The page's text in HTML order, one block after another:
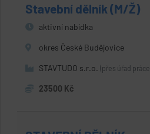
Stavební dělník (M/Ž)
aktivní nabídka
okres České Budějovice
STAVTUDO s.r.o. (přes úřad práce)
23500 Kč